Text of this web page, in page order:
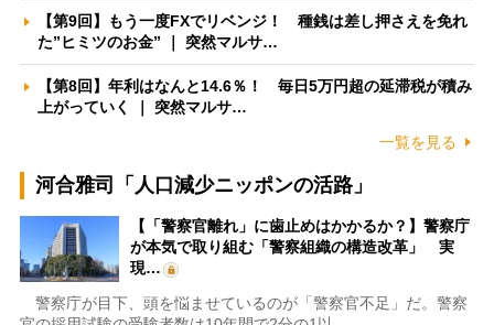
【第9回】もう一度FXでリベンジ！ 種銭は差し押さえを免れ
た”ヒミツのお金” ｜ 突然マルサ…
【第8回】年利はなんと14.6％！ 毎日5万円超の延滞税が積み
上がっていく ｜ 突然マルサ…
一覧を見る
河合雅司「人口減少ニッポンの活路」
【「警察官離れ」に歯止めはかかるか？】警察庁
が本気で取り組む「警察組織の構造改革」 実
現…
警察庁が目下、頭を悩ませているのが「警察官不足」だ。警察